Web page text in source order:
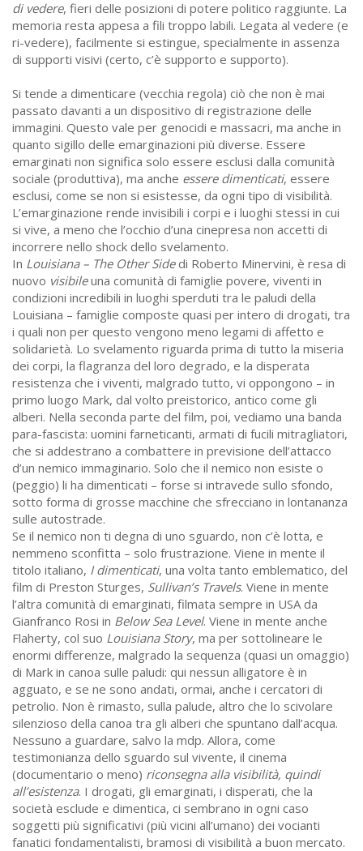
di vedere, fieri delle posizioni di potere politico raggiunte. La
memoria resta appesa a fili troppo labili. Legata al vedere (e
ri-vedere), facilmente si estingue, specialmente in assenza
di supporti visivi (certo, c’è supporto e supporto).
Si tende a dimenticare (vecchia regola) ciò che non è mai
passato davanti a un dispositivo di registrazione delle
immagini. Questo vale per genocidi e massacri, ma anche in
quanto sigillo delle emarginazioni più diverse. Essere
emarginati non significa solo essere esclusi dalla comunità
sociale (produttiva), ma anche essere dimenticati, essere
esclusi, come se non si esistesse, da ogni tipo di visibilità.
L’emarginazione rende invisibili i corpi e i luoghi stessi in cui
si vive, a meno che l’occhio d’una cinepresa non accetti di
incorrere nello shock dello svelamento.
In Louisiana – The Other Sidedi Roberto Minervini, è resa di
nuovo visibileuna comunità di famiglie povere, viventi in
condizioni incredibili in luoghi sperduti tra le paludi della
Louisiana – famiglie composte quasi per intero di drogati, tra
i quali non per questo vengono meno legami di affetto e
solidarietà. Lo svelamento riguarda prima di tutto la miseria
dei corpi, la flagranza del loro degrado, e la disperata
resistenza che i viventi, malgrado tutto, vi oppongono – in
primo luogo Mark, dal volto preistorico, antico come gli
alberi. Nella seconda parte del film, poi, vediamo una banda
para-fascista: uomini farneticanti, armati di fucili mitragliatori,
che si addestrano a combattere in previsione dell’attacco
d’un nemico immaginario. Solo che il nemico non esiste o
(peggio) li ha dimenticati – forse si intravede sullo sfondo,
sotto forma di grosse macchine che sfrecciano in lontananza
sulle autostrade.
Se il nemico non ti degna di uno sguardo, non c’è lotta, e
nemmeno sconfitta – solo frustrazione. Viene in mente il
titolo italiano, I dimenticati, una volta tanto emblematico, del
film di Preston Sturges, Sullivan’s Travels. Viene in mente
l’altra comunità di emarginati, filmata sempre in USA da
Gianfranco Rosi in Below Sea Level. Viene in mente anche
Flaherty, col suo Louisiana Story, ma per sottolineare le
enormi differenze, malgrado la sequenza (quasi un omaggio)
di Mark in canoa sulle paludi: qui nessun alligatore è in
agguato, e se ne sono andati, ormai, anche i cercatori di
petrolio. Non è rimasto, sulla palude, altro che lo scivolare
silenzioso della canoa tra gli alberi che spuntano dall’acqua.
Nessuno a guardare, salvo la mdp. Allora, come
testimonianza dello sguardo sul vivente, il cinema
(documentario o meno) riconsegna alla visibilità, quindi
all’esistenza. I drogati, gli emarginati, i disperati, che la
società esclude e dimentica, ci sembrano in ogni caso
soggetti più significativi (più vicini all’umano) dei vocianti
fanatici fondamentalisti, bramosi di visibilità a buon mercato.